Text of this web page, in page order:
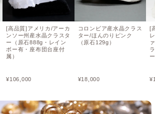
[高品質]アメリカ/アーカ
ンソー州産水晶クラスタ
ー（原石888g・レイン
ボー有・座布団台座付
属）
¥106,000
コロンビア産水晶クラス
ター/ほんのりピンク
（原石129g）
¥18,000
[
¥